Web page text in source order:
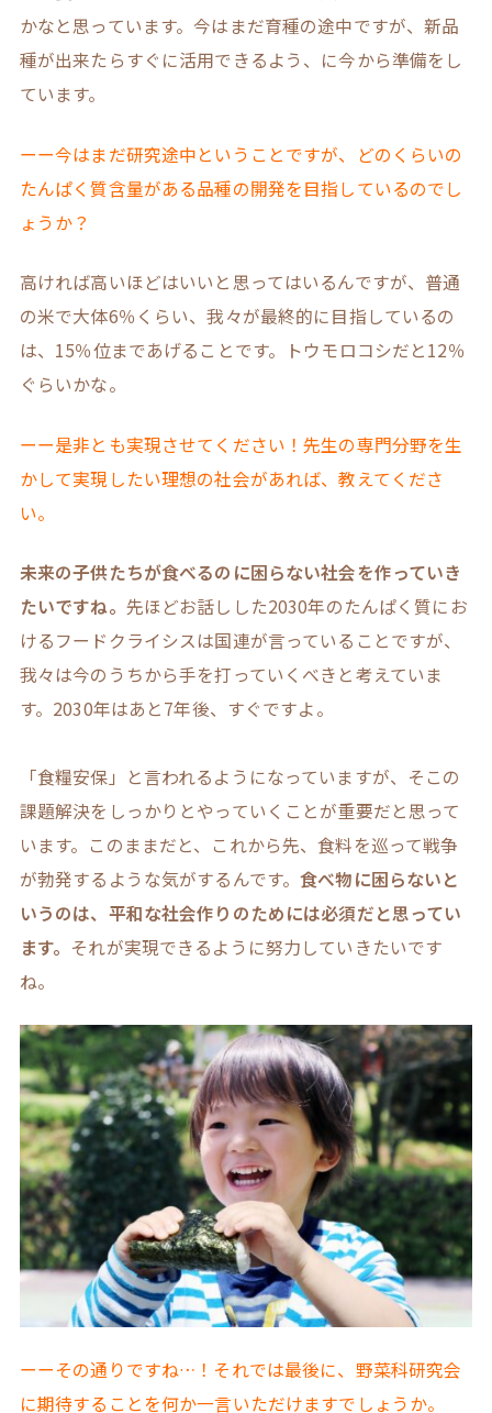
かなと思っています。今はまだ育種の途中ですが、新品
種が出来たらすぐに活用できるよう、に今から準備をし
ています。
ーー今はまだ研究途中ということですが、どのくらいの
たんぱく質含量がある品種の開発を目指しているのでし
ょうか？
高ければ高いほどはいいと思ってはいるんですが、普通
の米で大体6％くらい、我々が最終的に目指しているの
は、15％位まであげることです。トウモロコシだと12％
ぐらいかな。
ーー是非とも実現させてください！先生の専門分野を生
かして実現したい理想の社会があれば、教えてくださ
い。
未来の子供たちが食べるのに困らない社会を作っていき
たいですね。 先ほどお話しした2030年のたんぱく質にお
けるフードクライシスは国連が言っていることですが、
我々は今のうちから手を打っていくべきと考えていま
す。2030年はあと7年後、すぐですよ。
「食糧安保」と言われるようになっていますが、そこの
課題解決をしっかりとやっていくことが重要だと思って
います。このままだと、これから先、食料を巡って戦争
が勃発するような気がするんです。食べ物に困らないと
いうのは、平和な社会作りのためには必須だと思ってい
ます。 それが実現できるように努力していきたいです
ね。
ーーその通りですね…！それでは最後に、野菜科研究会
に期待することを何か一言いただけますでしょうか。